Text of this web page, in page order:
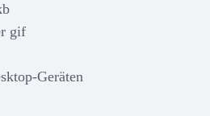
gif
Geräten